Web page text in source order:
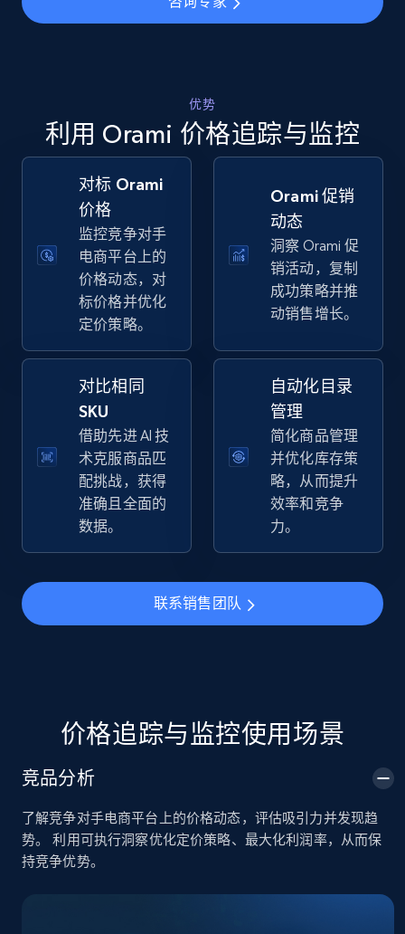
5.6K+ 875+ 立即开始
Walmart - products - Collects products by
specific keywords
URL, Final price, Sku, Currency, Gtin,
Specifications, Image urls, Top reviews, and
more.
5.6K+ 875+ 立即开始
using sku numbers
URL, Final price, Sku, Currency, Gtin,
Specifications, Image urls, Top reviews, and
more.
5.6K+ 875+ 立即开始
URL, Title, Available, Description, Currency, Initial
price, Final price, Discount percent, and more.
URL, Title, Available, Description, Currency, Initial
5.4K+ 668+ 立即开始
优势
利用 Orami 价格追踪与监控
对标 Orami
价格
监控竞争对手
电商平台上的
价格动态，对
标价格并优化
定价策略。
Orami 促销
动态
洞察 Orami 促
销活动，复制
成功策略并推
动销售增长。
对比相同
SKU
借助先进 AI 技
术克服商品匹
配挑战，获得
准确且全面的
数据。
自动化目录
管理
简化商品管理
并优化库存策
略，从而提升
效率和竞争
力。
联系销售团队
价格追踪与监控使用场景
竞品分析
了解竞争对手电商平台上的价格动态，评估吸引力并发现趋
势。 利用可执行洞察优化定价策略、最大化利润率，从而保
持竞争优势。